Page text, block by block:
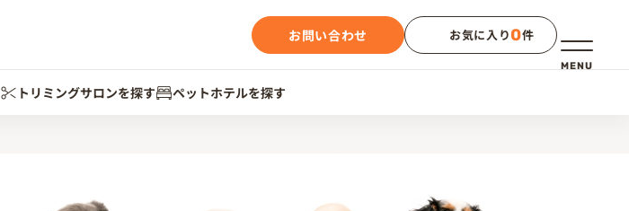
メニュー
MENU
お問い合わせ お気に入り0件
トリミングサロンを探す ペットホテルを探す